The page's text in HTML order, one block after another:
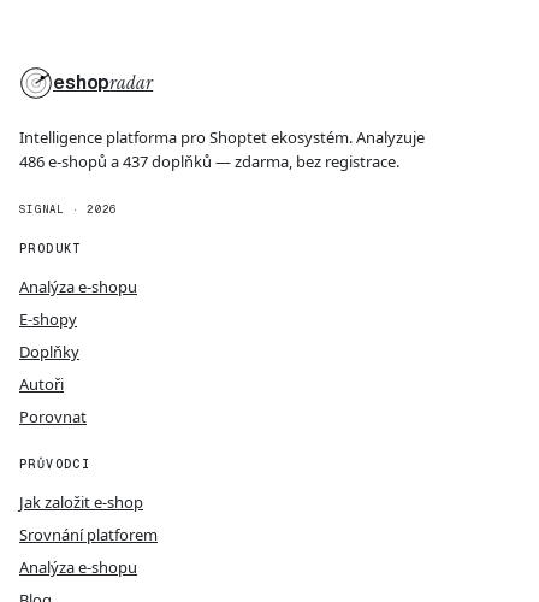
eshopradar
Intelligence platforma pro Shoptet ekosystém. Analyzuje
486 e-shopů a 437 doplňků — zdarma, bez registrace.
SIGNAL · 2026
PRODUKT
Analýza e-shopu
E-shopy
Doplňky
Autoři
Porovnat
PRŮVODCI
Jak založit e-shop
Srovnání platforem
Analýza e-shopu